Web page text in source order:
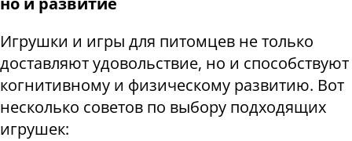
Игрушки и игры для питомцев не только
доставляют удовольствие, но и способствуют
когнитивному и физическому развитию. Вот
несколько советов по выбору подходящих
игрушек: